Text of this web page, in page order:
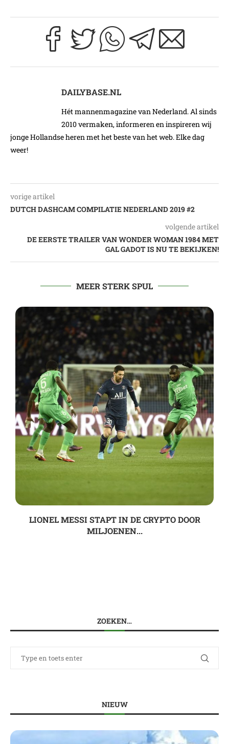
DAILYBASE.NL
Hét mannenmagazine van Nederland. Al sinds
2010 vermaken, informeren en inspireren wij
jonge Hollandse heren met het beste van het web. Elke dag
weer!
vorige artikel
DUTCH DASHCAM COMPILATIE NEDERLAND 2019 #2
volgende artikel
DE EERSTE TRAILER VAN WONDER WOMAN 1984 MET
GAL GADOT IS NU TE BEKIJKEN!
MEER STERK SPUL
LIONEL MESSI STAPT IN DE CRYPTO DOOR
MILJOENEN...
ZOEKEN…
NIEUW